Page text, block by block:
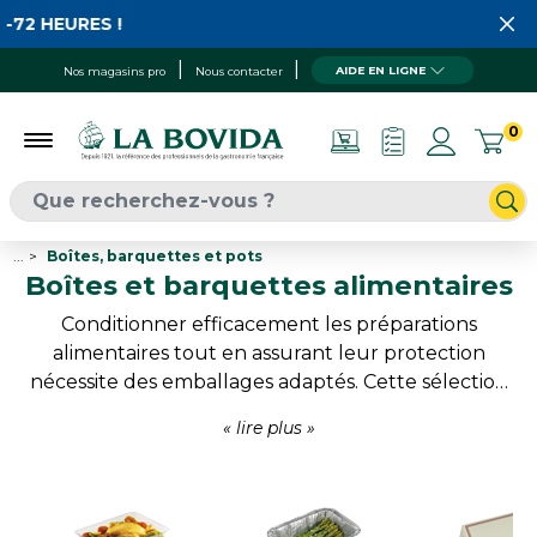
Nos magasins pro Nous contacter AIDE EN LIGNE
0
!
Boîtes, barquettes et pots
Boîtes et barquettes alimentaires
Conditionner efficacement les préparations
alimentaires tout en assurant leur protection
nécessite des emballages adaptés. Cette sélection
besoins des métiers de bouche pour la vente à
permettent de conditionner aussi bien des plats